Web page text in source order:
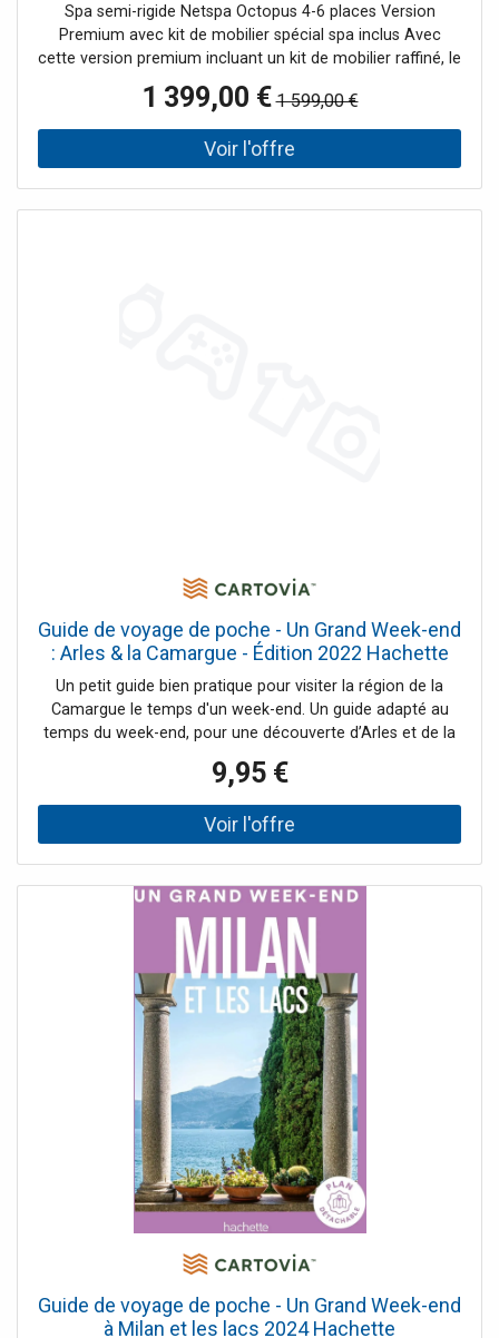
Spa semi-rigide Netspa Octopus 4-6 places Version
Premium avec kit de mobilier spécial spa inclus Avec
cette version premium incluant un kit de mobilier raffiné, le
spa Octopus 6 places devient le centre d'un véritable
espace complet de bien-être , de détente et de relaxation.
Conçu et développé à
1 399,00 € 1 599,00 €
Guide de voyage de poche - Un Grand Week-end
: Arles & la Camargue - Édition 2022 Hachette
Un petit guide bien pratique pour visiter la région de la
Camargue le temps d'un week-end. Un guide adapté au
temps du week-end, pour une découverte d’Arles et de la
toutes proches.Dans ce nouveau guide :- Arles, la ville
romaine et ses monuments antiques, mais aussi son
charme provençal et son quartier ultra-contemporain
symbolisé par la tour LUMA de Frank Gehry. Un itinéraire
quartier animé de la Roquette… Tout ce qui fait l’ambiance
de cette ville à plusieurs visages.- Aux portes des Alpilles,
l’abbaye bénédictine de Montmajour et le moulin
d’Alphonse Daudet, pour un aperçu de l’arrière-pays.- Une
découverte des paysages de delta et des traditions de la
Camargue et de la Petite Camargue : les réserves
ornithologiques et leurs colonies de flamants roses, les
élevages de taureaux et de chevaux, les salins aux
couleurs incroyables, sans oublier les plages sauvages.- Et
bien sûr nos adresses préférées, nos expériences uniques
et un grand choix d’activités nature pour vivre un très
GRAND Week-End : les sentiers à suivre à pied ou à vélo.
les centres équestres pour parcourir la Camargue à
cheval, qu’on soit débutant ou cavalier confirmé. les plus
belles manades où loger. notre sélection de restaurants,
des sables, saucisson d’Arles…). Ces adresses ont toutes
été soigneusement testées et choisies par Maud Simon,
globe-trotteuse et auteure de nombreux guides, avec
9,95 €
Guide de voyage de poche - Un Grand Week-end
à Milan et les lacs 2024 Hachette